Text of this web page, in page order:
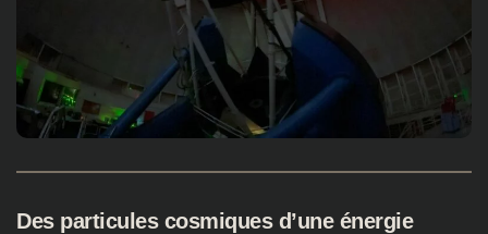
Des particules cosmiques d’une énergie